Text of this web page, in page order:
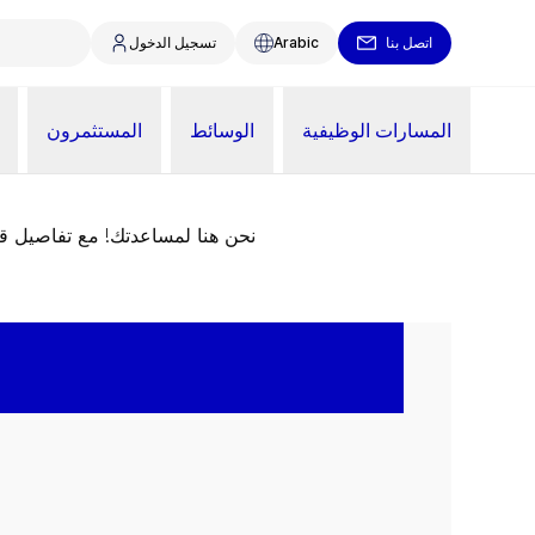
تسجيل الدخول Arabic اتصل بنا
المستثمرون الوسائط المسارات الوظيفية
نحن هنا لمساعدتك! مع